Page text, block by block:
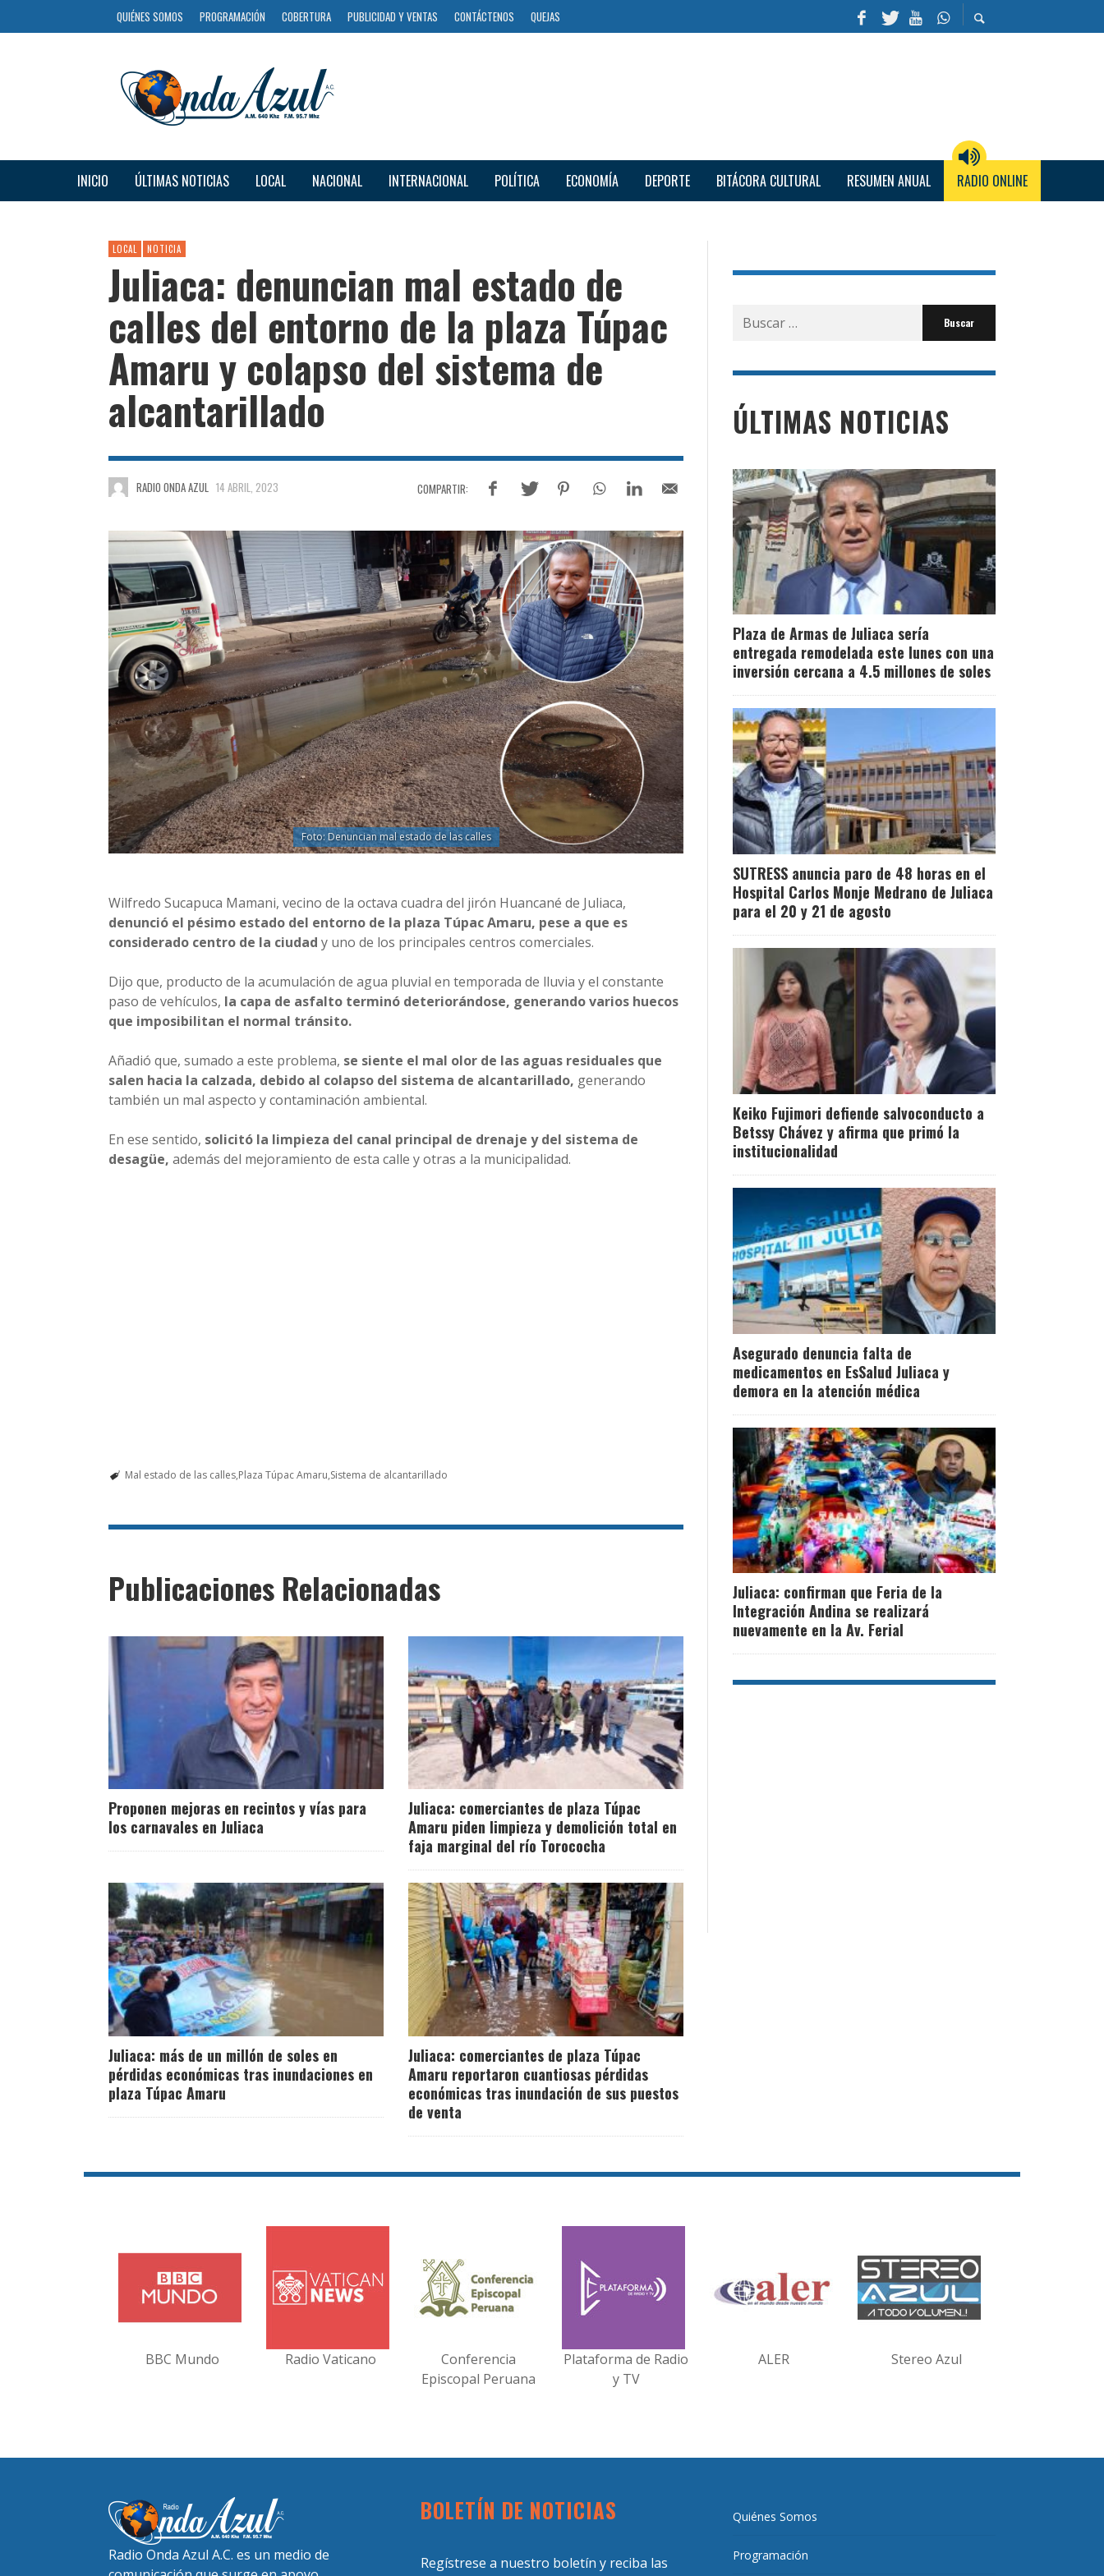
QUIÉNES SOMOS PROGRAMACIÓN COBERTURA PUBLICIDAD Y VENTAS CONTÁCTENOS QUEJAS
INICIO ÚLTIMAS NOTICIAS LOCAL NACIONAL INTERNACIONAL POLÍTICA ECONOMÍA DEPORTE BITÁCORA CULTURAL RESUMEN ANUAL RADIO ONLINE
LOCAL NOTICIA
Juliaca: denuncian mal estado de
calles del entorno de la plaza Túpac
Amaru y colapso del sistema de
alcantarillado
RADIO ONDA AZUL 14 ABRIL, 2023
Foto: Denuncian mal estado de las calles
Wilfredo Sucapuca Mamani, vecino de la octava cuadra del jirón Huancané de Juliaca,
denunció el pésimo estado del entorno de la plaza Túpac Amaru, pese a que es
considerado centro de la ciudad y uno de los principales centros comerciales.
Dijo que, producto de la acumulación de agua pluvial en temporada de lluvia y el constante
paso de vehículos, la capa de asfalto terminó deteriorándose, generando varios huecos
que imposibilitan el normal tránsito.
Añadió que, sumado a este problema, se siente el mal olor de las aguas residuales que
salen hacia la calzada, debido al colapso del sistema de alcantarillado, generando
también un mal aspecto y contaminación ambiental.
En ese sentido, solicitó la limpieza del canal principal de drenaje y del sistema de
desagüe, además del mejoramiento de esta calle y otras a la municipalidad.
Mal estado de las calles Plaza Túpac Amaru Sistema de alcantarillado
Publicaciones Relacionadas
Proponen mejoras en recintos y vías para
los carnavales en Juliaca
Juliaca: comerciantes de plaza Túpac
Amaru piden limpieza y demolición total en
faja marginal del río Torococha
Juliaca: más de un millón de soles en
pérdidas económicas tras inundaciones en
plaza Túpac Amaru
Juliaca: comerciantes de plaza Túpac
Amaru reportaron cuantiosas pérdidas
económicas tras inundación de sus puestos
de venta
Buscar
por:
ÚLTIMAS NOTICIAS
Plaza de Armas de Juliaca sería
entregada remodelada este lunes con una
inversión cercana a 4.5 millones de soles
SUTRESS anuncia paro de 48 horas en el
Hospital Carlos Monje Medrano de Juliaca
para el 20 y 21 de agosto
Keiko Fujimori defiende salvoconducto a
Betssy Chávez y afirma que primó la
institucionalidad
Asegurado denuncia falta de
medicamentos en EsSalud Juliaca y
demora en la atención médica
Juliaca: confirman que Feria de la
Integración Andina se realizará
nuevamente en la Av. Ferial
BBC Mundo Radio Vaticano
Conferencia
Episcopal Peruana
Plataforma de Radio
y TV
ALER Stereo Azul
Radio Onda Azul A.C. es un medio de
BOLETÍN DE NOTICIAS
Regístrese a nuestro boletín y reciba las
Quiénes Somos
Programación